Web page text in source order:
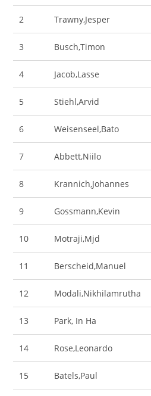
2 Trawny,Jesper
3 Busch,Timon
4 Jacob,Lasse
5 Stiehl,Arvid
6 Weisenseel,Bato
7 Abbett,Niilo
8 Krannich,Johannes
9 Gossmann,Kevin
10 Motraji,Mjd
11 Berscheid,Manuel
12 Modali,Nikhilamrutha
13 Park, In Ha
14 Rose,Leonardo
15 Batels,Paul